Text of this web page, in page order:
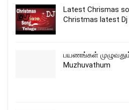
Latest Chrismas
Christmas latest
பயணங்கள்
Muzhuvathum